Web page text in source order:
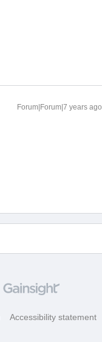
Forum|Forum|7 years ago
Accessibility statement